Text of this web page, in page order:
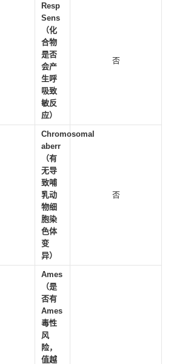
Resp
Sens
（化
合物
是否
会产
生呼
吸致
敏反
应）
否
Chromosomal
aberr
（有
无导
致哺
乳动
物细
胞染
色体
变
异）
否
Ames
（是
否有
Ames
毒性
风
险，
值越